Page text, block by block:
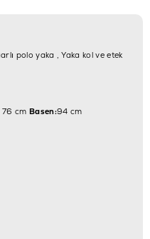
polo yaka , Yaka kol ve etek
76 cm Basen:94 cm